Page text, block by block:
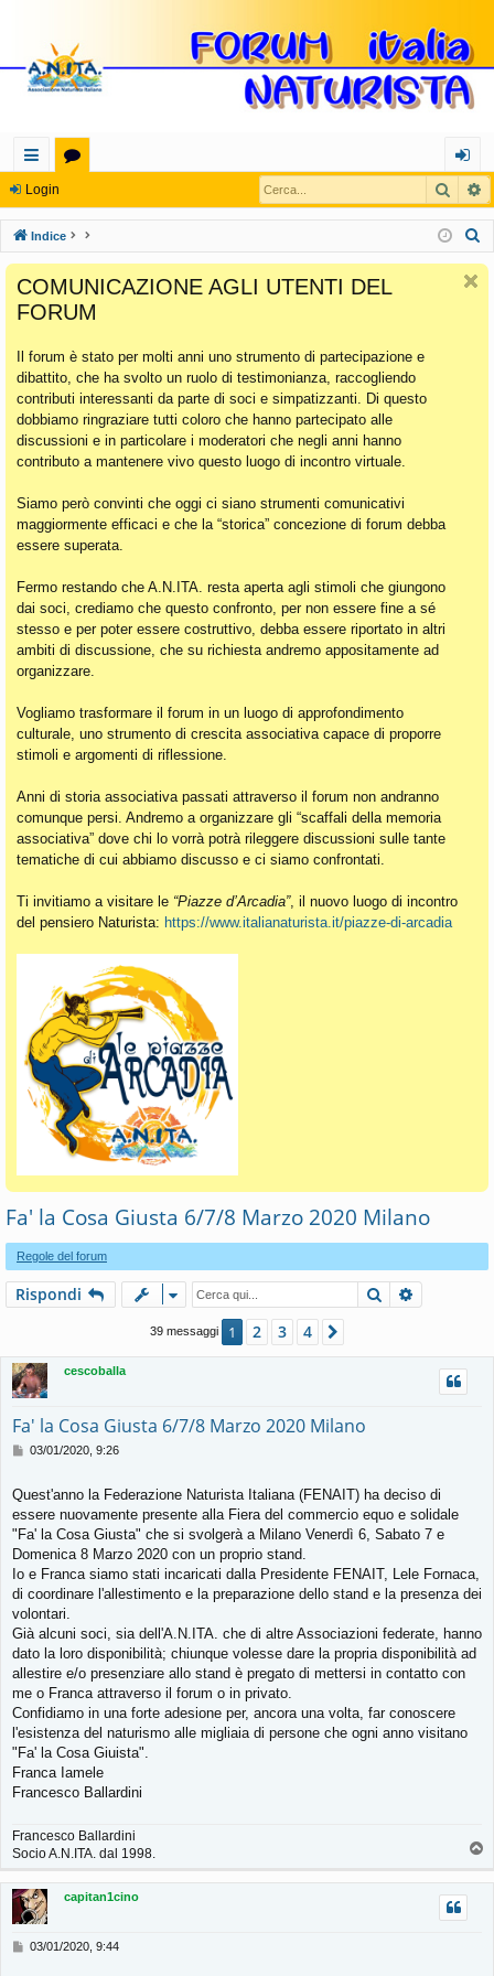
oll
eg
a
m
en
ti
Ra
pi
di
u
m
og
in
Login Cerca
Indice
COMUNICAZIONE AGLI UTENTI DEL
FORUM
Il forum è stato per molti anni uno strumento di partecipazione e
dibattito, che ha svolto un ruolo di testimonianza, raccogliendo
contributi interessanti da parte di soci e simpatizzanti. Di questo
dobbiamo ringraziare tutti coloro che hanno partecipato alle
discussioni e in particolare i moderatori che negli anni hanno
contributo a mantenere vivo questo luogo di incontro virtuale.
Siamo però convinti che oggi ci siano strumenti comunicativi
maggiormente efficaci e che la “storica” concezione di forum debba
essere superata.
Fermo restando che A.N.ITA. resta aperta agli stimoli che giungono
dai soci, crediamo che questo confronto, per non essere fine a sé
stesso e per poter essere costruttivo, debba essere riportato in altri
ambiti di discussione, che su richiesta andremo appositamente ad
organizzare.
Vogliamo trasformare il forum in un luogo di approfondimento
culturale, uno strumento di crescita associativa capace di proporre
stimoli e argomenti di riflessione.
Anni di storia associativa passati attraverso il forum non andranno
comunque persi. Andremo a organizzare gli “scaffali della memoria
associativa” dove chi lo vorrà potrà rileggere discussioni sulle tante
tematiche di cui abbiamo discusso e ci siamo confrontati.
Ti invitiamo a visitare le “Piazze d’Arcadia”, il nuovo luogo di incontro
del pensiero Naturista: https://www.italianaturista.it/piazze-di-arcadia
Fa' la Cosa Giusta 6/7/8 Marzo 2020 Milano
Regole del forum
Rispondi Cerca
39 messaggi 1 2 3 4
cescoballa
Fa' la Cosa Giusta 6/7/8 Marzo 2020 Milano
M
s
a
g
o
03/01/2020, 9:26
Quest'anno la Federazione Naturista Italiana (FENAIT) ha deciso di
essere nuovamente presente alla Fiera del commercio equo e solidale
"Fa' la Cosa Giusta" che si svolgerà a Milano Venerdì 6, Sabato 7 e
Domenica 8 Marzo 2020 con un proprio stand.
Io e Franca siamo stati incaricati dalla Presidente FENAIT, Lele Fornaca,
di coordinare l'allestimento e la preparazione dello stand e la presenza dei
volontari.
Già alcuni soci, sia dell'A.N.ITA. che di altre Associazioni federate, hanno
dato la loro disponibilità; chiunque volesse dare la propria disponibilità ad
allestire e/o presenziare allo stand è pregato di mettersi in contatto con
me o Franca attraverso il forum o in privato.
Confidiamo in una forte adesione per, ancora una volta, far conoscere
l'esistenza del naturismo alle migliaia di persone che ogni anno visitano
"Fa' la Cosa Giuista".
Franca Iamele
Francesco Ballardini
Francesco Ballardini
Socio A.N.ITA. dal 1998.
p
capitan1cino
M
03/01/2020, 9:44